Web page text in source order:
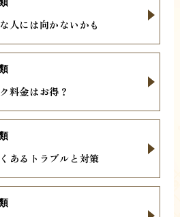
人には向かないかも
料金はお得？
あるトラブルと対策